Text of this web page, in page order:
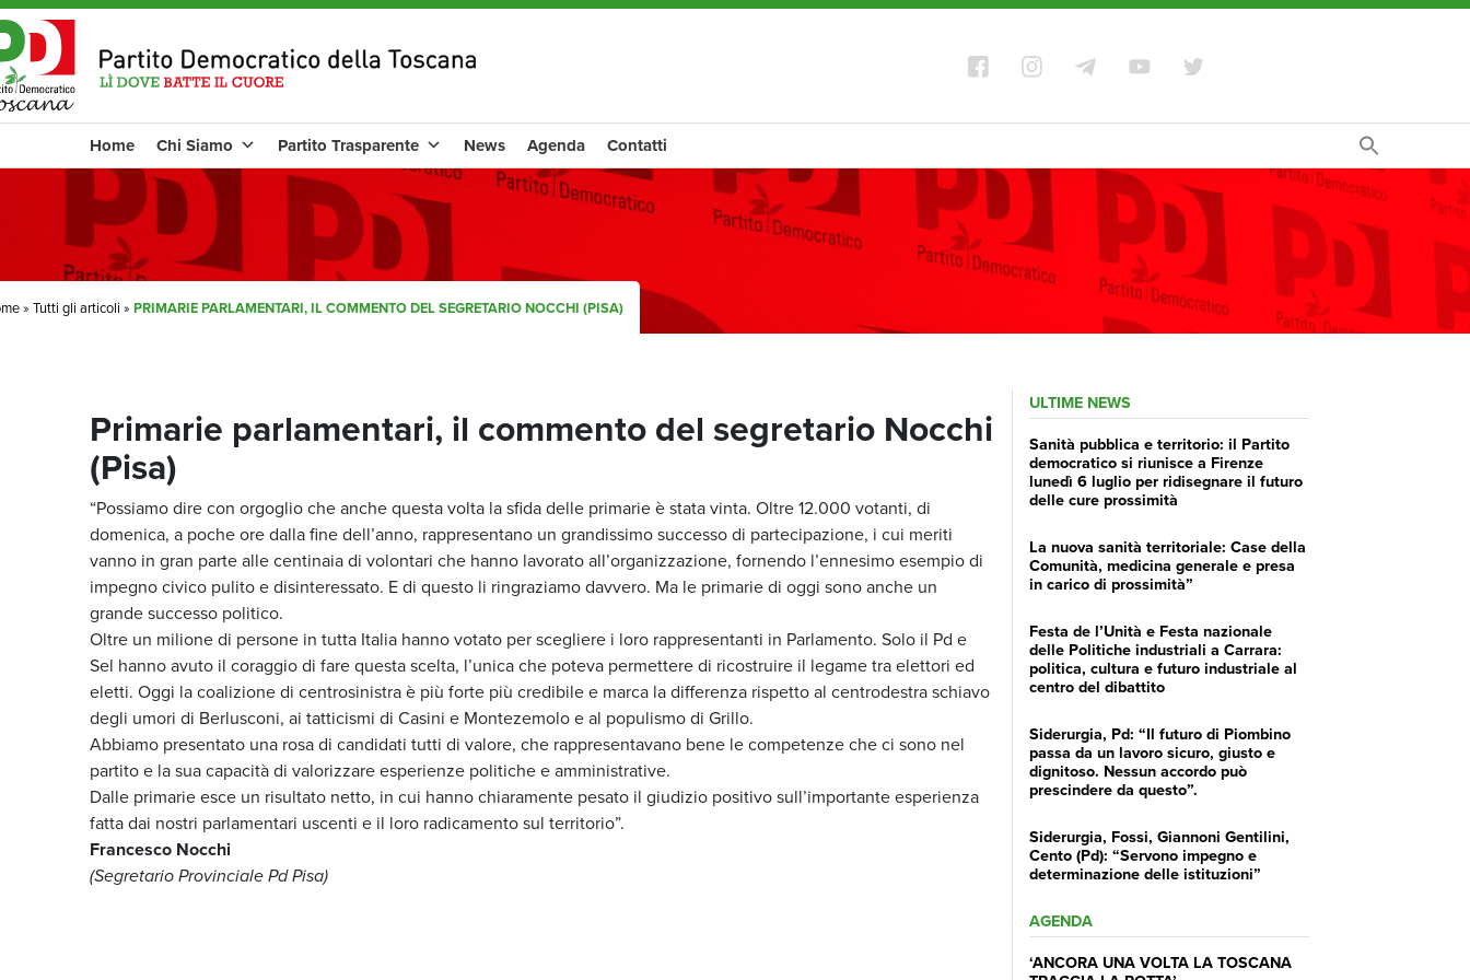
Home Chi Siamo Partito Trasparente News Agenda Contatti
» Tutti gli articoli » PRIMARIE PARLAMENTARI, IL COMMENTO DEL SEGRETARIO NOCCHI (PISA)
Primarie parlamentari, il commento del segretario Nocchi
(Pisa)
“Possiamo dire con orgoglio che anche questa volta la sfida delle primarie è stata vinta. Oltre 12.000 votanti, di
domenica, a poche ore dalla fine dell’anno, rappresentano un grandissimo successo di partecipazione, i cui meriti
vanno in gran parte alle centinaia di volontari che hanno lavorato all’organizzazione, fornendo l’ennesimo esempio di
impegno civico pulito e disinteressato. E di questo li ringraziamo davvero. Ma le primarie di oggi sono anche un
grande successo politico.
Oltre un milione di persone in tutta Italia hanno votato per scegliere i loro rappresentanti in Parlamento. Solo il Pd e
Sel hanno avuto il coraggio di fare questa scelta, l’unica che poteva permettere di ricostruire il legame tra elettori ed
eletti. Oggi la coalizione di centrosinistra è più forte più credibile e marca la differenza rispetto al centrodestra schiavo
degli umori di Berlusconi, ai tatticismi di Casini e Montezemolo e al populismo di Grillo.
Abbiamo presentato una rosa di candidati tutti di valore, che rappresentavano bene le competenze che ci sono nel
partito e la sua capacità di valorizzare esperienze politiche e amministrative.
Dalle primarie esce un risultato netto, in cui hanno chiaramente pesato il giudizio positivo sull’importante esperienza
fatta dai nostri parlamentari uscenti e il loro radicamento sul territorio”.
Francesco Nocchi
(Segretario Provinciale Pd Pisa)
ULTIME NEWS
Sanità pubblica e territorio: il Partito
democratico si riunisce a Firenze
lunedì 6 luglio per ridisegnare il futuro
delle cure prossimità
La nuova sanità territoriale: Case della
Comunità, medicina generale e presa
in carico di prossimità”
Festa de l’Unità e Festa nazionale
delle Politiche industriali a Carrara:
politica, cultura e futuro industriale al
centro del dibattito
Siderurgia, Pd: “Il futuro di Piombino
passa da un lavoro sicuro, giusto e
dignitoso. Nessun accordo può
prescindere da questo”.
Siderurgia, Fossi, Giannoni Gentilini,
Cento (Pd): “Servono impegno e
determinazione delle istituzioni”
AGENDA
‘ANCORA UNA VOLTA LA TOSCANA